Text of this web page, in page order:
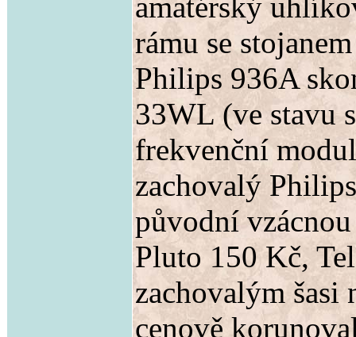
rámu se
Philips 936A
33WL (ve stavu
frekvenční
zachovalý
původní
Pluto 150 Kč,
zachovalým šasi
cenově